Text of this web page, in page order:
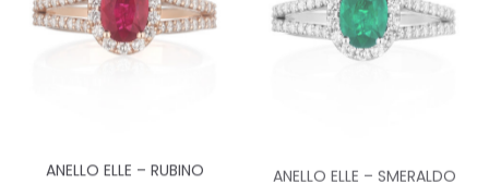
ANELLO ELLE – RUBINO